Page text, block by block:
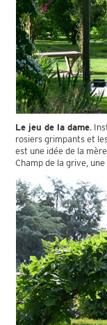
Le jeu de la dame.
rosiers grimpants et
est une idée de la
Champ de la grive,